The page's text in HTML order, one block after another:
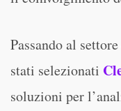
Passando al
stati selezionati
soluzioni per